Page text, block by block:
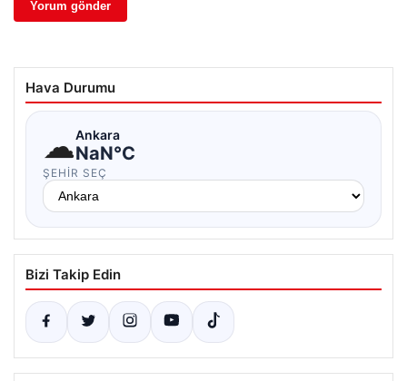
Hava Durumu
☁Ankara
NaN°C
ŞEHIR SEÇ
Bizi Takip Edin